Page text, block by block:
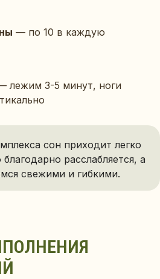
— по 10 в каждую
лежим 3-5 минут, ноги
сон приходит легко
расслабляется, а
свежими и гибкими.